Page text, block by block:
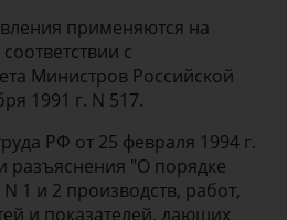
применяются на
с
Министров Российской
1991 г. N 517.
РФ от 25 февраля 1994 г.
разъяснения "О порядке
1 и 2 производств, работ,
и показателей, дающих